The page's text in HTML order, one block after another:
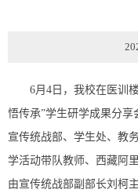
6月4日，我校在医训
悟传承”学生研学成果分享
宣传统战部、学生处、教
学活动带队教师、西藏阿
由宣传统战部副部长刘柯主